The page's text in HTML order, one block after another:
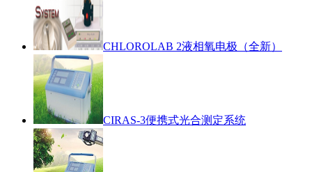
CHLOROLAB 2液相氧电极（全新）
CIRAS-3便携式光合测定系统